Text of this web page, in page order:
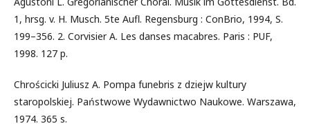
1, hrsg. v. H. Musch. 5te Aufl. Regensburg : ConBrio, 1994, S.
199–356. 2. Corvisier A. Les danses macabres. Paris : PUF,
1998. 127 p.
Chrościcki Juliusz A. Pompa funebris z dziejόw kultury
staropolskiej. Państwowe Wydawnictwo Naukowe. Warszawa,
1974. 365 s.